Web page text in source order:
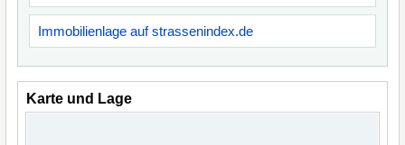
Immobilienlage auf strassenindex.de
Karte und Lage